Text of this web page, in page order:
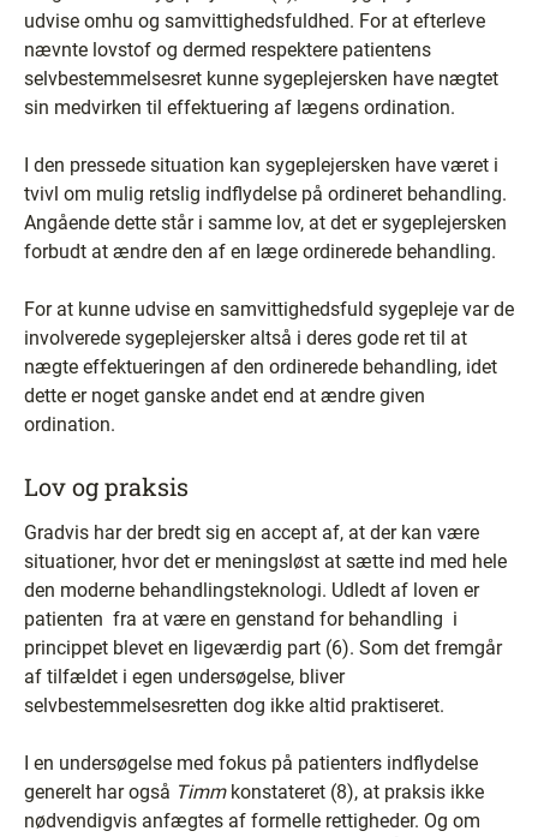
udvise omhu og samvittighedsfuldhed. For at efterleve
nævnte lovstof og dermed respektere patientens
selvbestemmelsesret kunne sygeplejersken have nægtet
sin medvirken til effektuering af lægens ordination.
I den pressede situation kan sygeplejersken have været i
tvivl om mulig retslig indflydelse på ordineret behandling.
Angående dette står i samme lov, at det er sygeplejersken
forbudt at ændre den af en læge ordinerede behandling.
For at kunne udvise en samvittighedsfuld sygepleje var de
involverede sygeplejersker altså i deres gode ret til at
nægte effektueringen af den ordinerede behandling, idet
dette er noget ganske andet end at ændre given
ordination.
Lov og praksis
Gradvis har der bredt sig en accept af, at der kan være
situationer, hvor det er meningsløst at sætte ind med hele
den moderne behandlingsteknologi. Udledt af loven er
patienten ­ fra at være en genstand for behandling ­ i
princippet blevet en ligeværdig part (6). Som det fremgår
af tilfældet i egen undersøgelse, bliver
selvbestemmelsesretten dog ikke altid praktiseret.
I en undersøgelse med fokus på patienters indflydelse
generelt har også Timmkonstateret (8), at praksis ikke
nødvendigvis anfægtes af formelle rettigheder. Og om